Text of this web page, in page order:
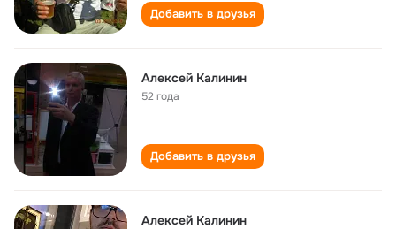
Добавить в друзья
Алексей Калинин
52 года
Добавить в друзья
Алексей Калинин